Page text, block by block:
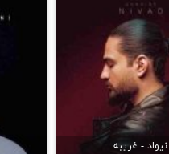
نیواد - غریبه